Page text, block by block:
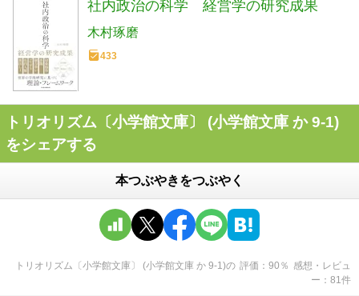
社内政治の科学 経営学の研究成果
木村琢磨
433
トリオリズム〔小学館文庫〕 (小学館文庫 か 9-1)
をシェアする
本つぶやきをつぶやく
トリオリズム〔小学館文庫〕 (小学館文庫 か 9-1)の 評価 90 ％ 感想・レビュ
ー
81 件